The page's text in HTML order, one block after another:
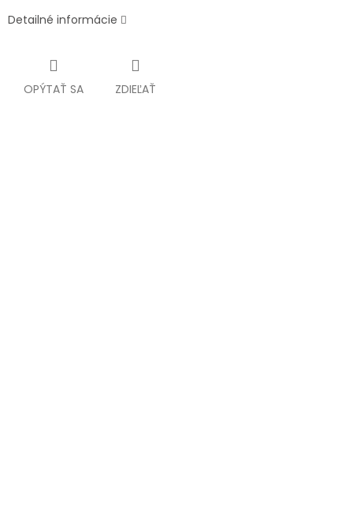
Detailné informácie
OPÝTAŤ SA ZDIEĽAŤ